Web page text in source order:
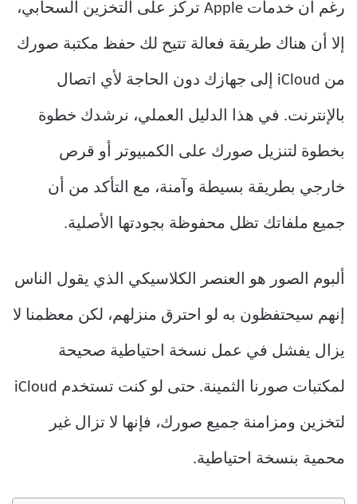
رغم أن خدمات Apple تركز على التخزين السحابي،
إلا أن هناك طريقة فعالة تتيح لك حفظ مكتبة صورك
من iCloud إلى جهازك دون الحاجة لأي اتصال
بالإنترنت. في هذا الدليل العملي، نرشدك خطوة
بخطوة لتنزيل صورك على الكمبيوتر أو قرص
خارجي بطريقة بسيطة وآمنة، مع التأكد من أن
جميع ملفاتك تظل محفوظة بجودتها الأصلية.
ألبوم الصور هو العنصر الكلاسيكي الذي يقول الناس
إنهم سيحتفظون به لو احترق منزلهم، لكن معظمنا لا
يزال يفشل في عمل نسخة احتياطية صحيحة
لمكتبات صورنا الثمينة. حتى لو كنت تستخدم iCloud
لتخزين ومزامنة جميع صورك، فإنها لا تزال غير
محمية بنسخة احتياطية.